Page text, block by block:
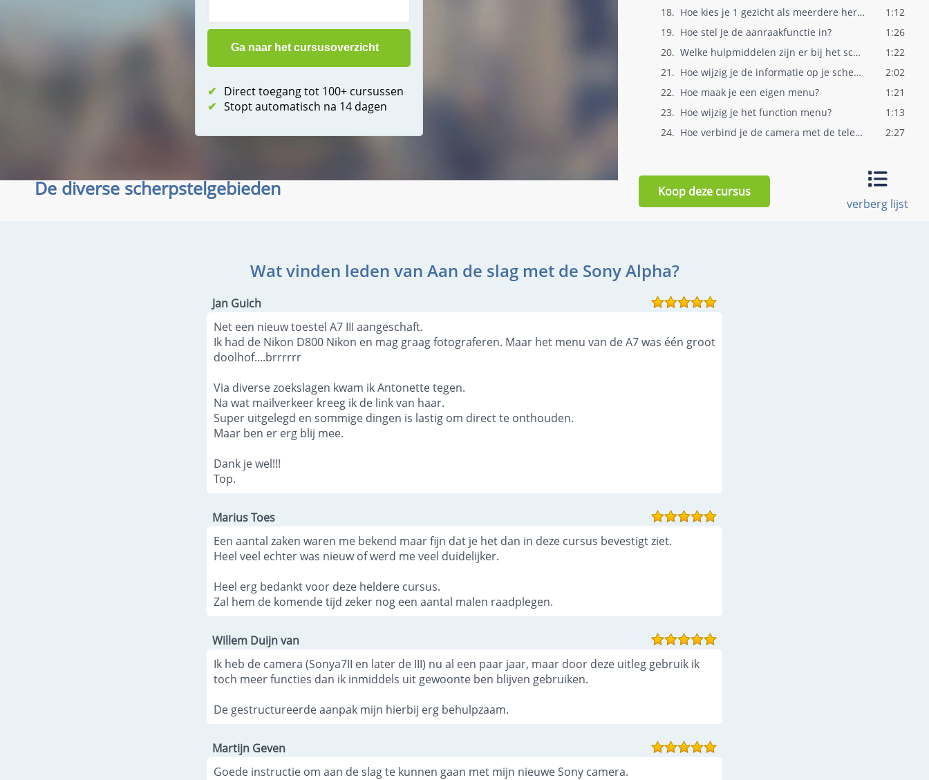
✔ Direct toegang tot 100+ cursussen
✔ Stopt automatisch na 14 dagen
18.
Hoe kies je 1 gezicht als meerdere herke..
1:12
19. Hoe stel je de aanraakfunctie in?
1:26
20.
Welke hulpmiddelen zijn er bij het scher..
1:22
21.
Hoe wijzig je de informatie op je scherm..
2:02
22. Hoe maak je een eigen menu?
1:21
23. Hoe wijzig je het function menu?
1:13
24.
Hoe verbind je de camera met de telefoon..
2:27
26. Het gebruik van geheugenkaarten
1:17
27.
1:13
31.
32.
Hoe maak je de sensor schoon?
33. Zelf aan de slag - Opdracht
De diverse scherpstelgebieden Koop deze cursus
verberg lijst
Wat vinden leden van Aan de slag met de Sony Alpha?
Jan Guich
Net een nieuw toestel A7 III aangeschaft.
Ik had de Nikon D800 Nikon en mag graag fotograferen. Maar het menu van de A7 was één groot
doolhof....brrrrrr
Via diverse zoekslagen kwam ik Antonette tegen.
Na wat mailverkeer kreeg ik de link van haar.
Super uitgelegd en sommige dingen is lastig om direct te onthouden.
Maar ben er erg blij mee.
Dank je wel!!!
Top.
Marius Toes
Een aantal zaken waren me bekend maar fijn dat je het dan in deze cursus bevestigt ziet.
Heel veel echter was nieuw of werd me veel duidelijker.
Heel erg bedankt voor deze heldere cursus.
Zal hem de komende tijd zeker nog een aantal malen raadplegen.
Willem Duijn van
Ik heb de camera (Sonya7II en later de III) nu al een paar jaar, maar door deze uitleg gebruik ik
toch meer functies dan ik inmiddels uit gewoonte ben blijven gebruiken.
De gestructureerde aanpak mijn hierbij erg behulpzaam.
Martijn Geven
Goede instructie om aan de slag te kunnen gaan met mijn nieuwe Sony camera.